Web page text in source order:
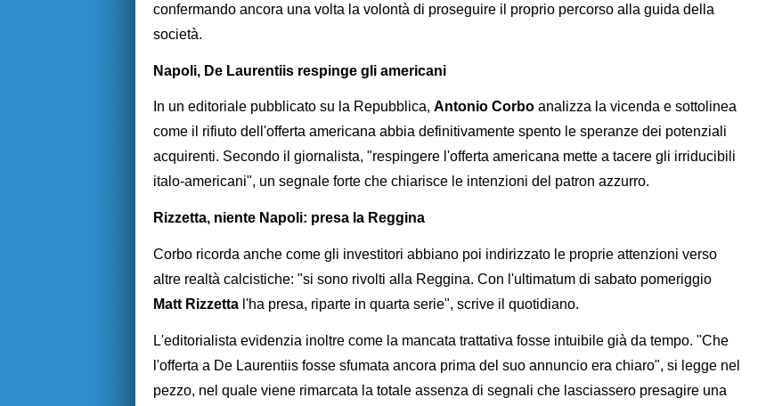
confermando ancora una volta la volontà di proseguire il proprio percorso alla guida della
società.
Napoli, De Laurentiis respinge gli americani
In un editoriale pubblicato su la Repubblica, Antonio Corbo analizza la vicenda e sottolinea
come il rifiuto dell'offerta americana abbia definitivamente spento le speranze dei potenziali
acquirenti. Secondo il giornalista, "respingere l'offerta americana mette a tacere gli irriducibili
italo-americani", un segnale forte che chiarisce le intenzioni del patron azzurro.
Rizzetta, niente Napoli: presa la Reggina
Corbo ricorda anche come gli investitori abbiano poi indirizzato le proprie attenzioni verso
altre realtà calcistiche: "si sono rivolti alla Reggina. Con l'ultimatum di sabato pomeriggio
Matt Rizzetta l'ha presa, riparte in quarta serie", scrive il quotidiano.
L'editorialista evidenzia inoltre come la mancata trattativa fosse intuibile già da tempo. "Che
l'offerta a De Laurentiis fosse sfumata ancora prima del suo annuncio era chiaro", si legge nel
pezzo, nel quale viene rimarcata la totale assenza di segnali che lasciassero presagire una